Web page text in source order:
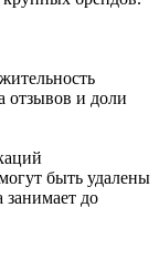
отзывов и доли
быть удалены
занимает до